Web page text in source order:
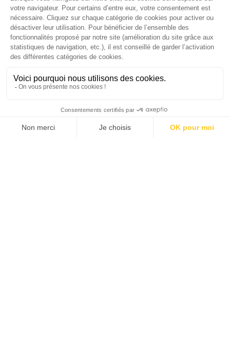
J'ACHÈTE LE NUMÉRO
JE M'ABONNE 1 AN - 4 NUM.
JE DÉCOUVRE LES NUMÉROS PRÉCÉDENTS
Je suis déjà abonné(e) :je consulte la revue en
version digitale